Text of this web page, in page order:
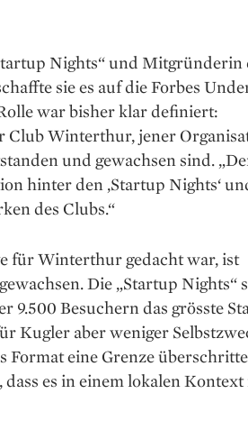
Nights“ und Mitgründerin
sie es auf die Forbes
war bisher klar definiert:
Club Winterthur, jener
und gewachsen sind.
hinter den ‚Startup Nights‘
des Clubs.“
für Winterthur gedacht war, ist
Die „Startup Nights“
9.500 Besuchern das grösste
Kugler aber weniger
Format eine Grenze
dass es in einem lokalen